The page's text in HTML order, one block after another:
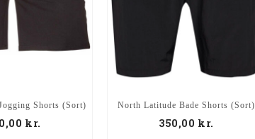
Shorts (Sort)
kr.
North Latitude Bade Shorts (Sort)
350,00kr.